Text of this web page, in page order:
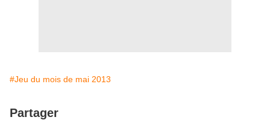
#Jeu du mois de mai 2013
Partager